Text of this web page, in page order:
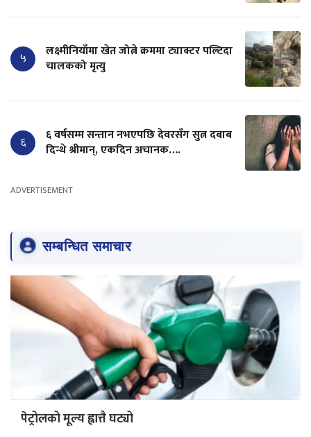
५
लक्ष्मीनियाँमा खेत जोत्ने क्रममा ट्याक्टर पल्टिदा
चालकको मृत्यु
६
६ वर्षसम्म सन्तान नभएपछि देवरसँग सुत्न दबाब
दिन्थे श्रीमान्, एकदिन अचानक….
ADVERTISEMENT
सम्बन्धित समाचार
पेट्रोलको मूल्य ह्वात्तै घट्यो